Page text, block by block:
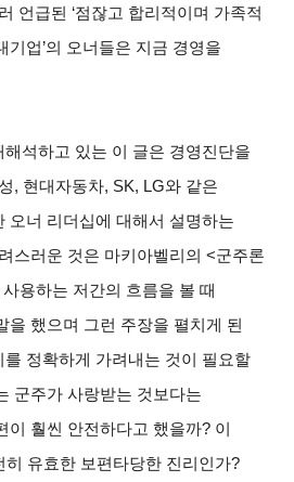
언급된 ‘점잖고 합리적이며 가족적
기업’의 오너들은 지금 경영을
석하고 있는 이 글은 경영진단을
, 현대자동차, SK, LG와 같은
오너 리더십에 대해서 설명하는
스러운 것은 마키아벨리의 <군주론
용하는 저간의 흐름을 볼 때
을 했으며 그런 주장을 펼치게 된
정확하게 가려내는 것이 필요할
군주가 사랑받는 것보다는
이 훨씬 안전하다고 했을까? 이
히 유효한 보편타당한 진리인가?